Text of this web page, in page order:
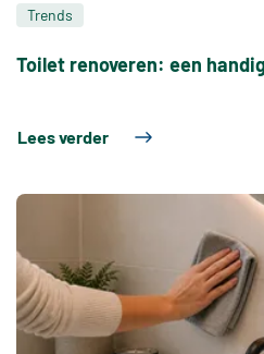
Trends
Toilet renoveren: een
Lees verder